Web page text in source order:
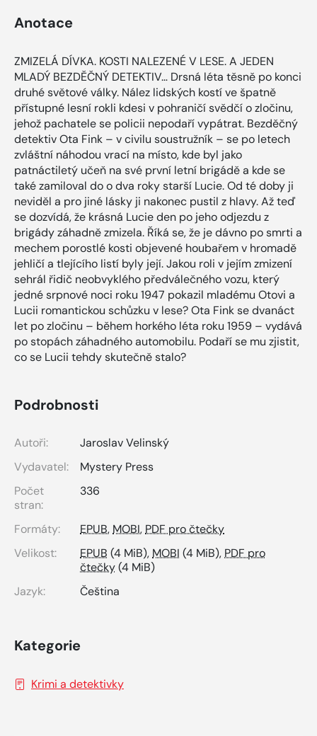
Anotace
ZMIZELÁ DÍVKA. KOSTI NALEZENÉ V LESE. A JEDEN
MLADÝ BEZDĚČNÝ DETEKTIV… Drsná léta těsně po konci
druhé světové války. Nález lidských kostí ve špatně
přístupné lesní rokli kdesi v pohraničí svědčí o zločinu,
jehož pachatele se policii nepodaří vypátrat. Bezděčný
detektiv Ota Fink – v civilu soustružník – se po letech
zvláštní náhodou vrací na místo, kde byl jako
patnáctiletý učeň na své první letní brigádě a kde se
také zamiloval do o dva roky starší Lucie. Od té doby ji
neviděl a pro jiné lásky ji nakonec pustil z hlavy. Až teď
se dozvídá, že krásná Lucie den po jeho odjezdu z
brigády záhadně zmizela. Říká se, že je dávno po smrti a
mechem porostlé kosti objevené houbařem v hromadě
jehličí a tlejícího listí byly její. Jakou roli v jejím zmizení
sehrál řidič neobvyklého předválečného vozu, který
jedné srpnové noci roku 1947 pokazil mladému Otovi a
Lucii romantickou schůzku v lese? Ota Fink se dvanáct
let po zločinu – během horkého léta roku 1959 – vydává
po stopách záhadného automobilu. Podaří se mu zjistit,
co se Lucii tehdy skutečně stalo?
Podrobnosti
Autoři:
Jaroslav Velinský
Vydavatel:
Mystery Press
Počet
stran:
336
Formáty: EPUB, MOBI, PDF pro čtečky
Velikost:
EPUB (4 MiB), MOBI (4 MiB), PDF pro
čtečky(4 MiB)
Jazyk:
Čeština
Kategorie
Krimi a detektivky